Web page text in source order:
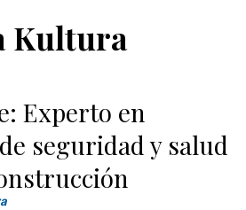
Kultura
Experto en
seguridad y salud